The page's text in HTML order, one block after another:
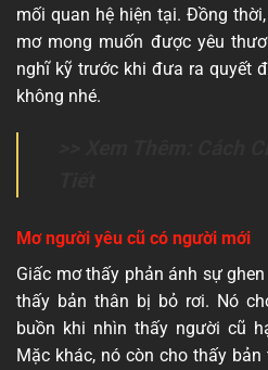
mối quan hệ hiện tại. Đồng
mơ mong muốn được yêu
nghĩ kỹ trước khi đưa ra quyết
không nhé.
Mơ người yêu cũ có người mới
Giấc mơ thấy phản ánh sự
thấy bản thân bị bỏ rơi. Nó
buồn khi nhìn thấy người cũ
Mặc khác, nó còn cho thấy